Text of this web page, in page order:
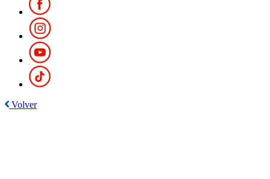
Volver